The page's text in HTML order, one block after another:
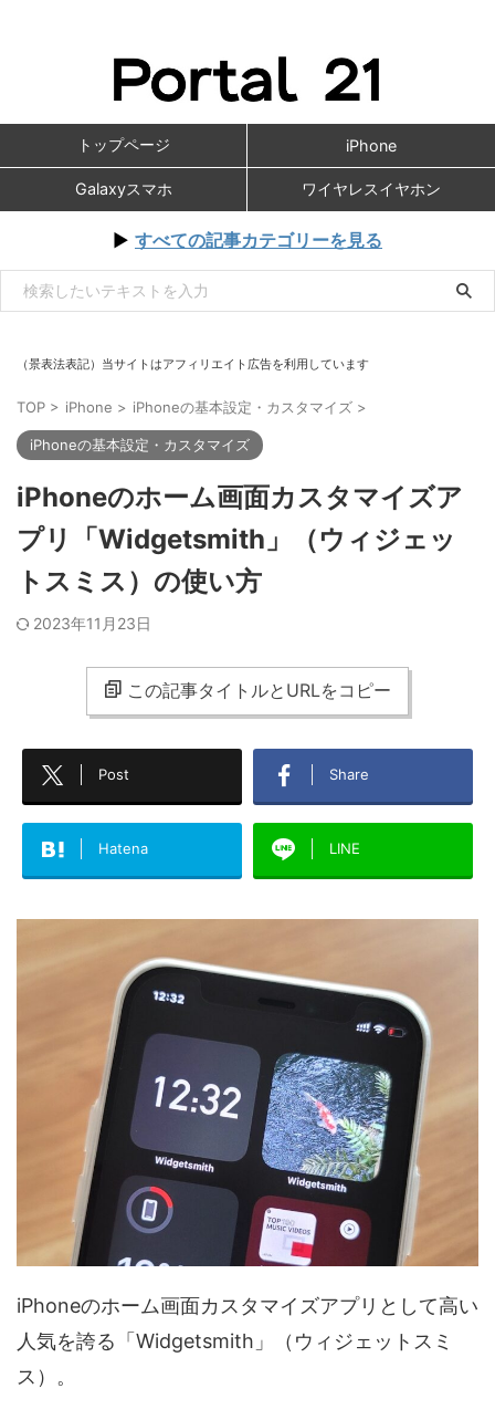
トップページ iPhone
Galaxyスマホ ワイヤレスイヤホン
▶ すべての記事カテゴリーを見る
（景表法表記）当サイトはアフィリエイト広告を利用しています
TOP > iPhone > iPhoneの基本設定・カスタマイズ >
iPhoneの基本設定・カスタマイズ
iPhoneのホーム画面カスタマイズア
プリ「Widgetsmith」（ウィジェッ
トスミス）の使い方
2023年11月23日
この記事タイトルとURLをコピー
Post Share
Hatena LINE
iPhoneのホーム画面カスタマイズアプリとして高い
人気を誇る「Widgetsmith」（ウィジェットスミ
ス）。